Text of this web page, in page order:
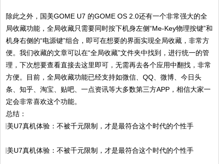
除此之外，国美GOME U7 的GOME OS 2.0还有一个非常强大的全
局收藏功能，全局收藏只需要同时按下机身左侧“Me-Key物理按键”和
机身右侧的“电源键”组合，即可在想要的界面实现全局收藏，非常方
便。我们收藏的文章可以在“全局收藏”文件夹中找到，进行统一的管
理，下次想要查看直接去这里即可，无需再去各个应用中翻找，非常
方便。目前，全局收藏功能已经支持如微信、QQ、微博、今日头
条、知乎、淘宝、贴吧、一点资讯等大多数第三方APP，相信大家一
定会非常喜欢这个功能。
总结：